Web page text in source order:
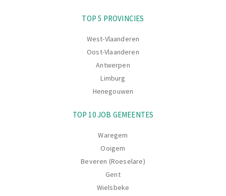
TOP 5 PROVINCIES
West-Vlaanderen
Oost-Vlaanderen
Antwerpen
Limburg
Henegouwen
TOP 10 JOB GEMEENTES
Waregem
Ooigem
Beveren (Roeselare)
Gent
Wielsbeke